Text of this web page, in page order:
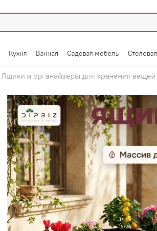
Кухня Ванная Садовая мебель Столовая
Ящики и органайзеры для хранения вещей